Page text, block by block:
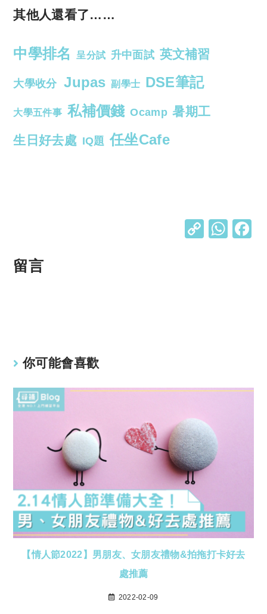
其他人還看了……
中學排名 呈分試 升中面試 英文補習
大學收分 Jupas 副學士 DSE筆記
大學五件事 私補價錢 Ocamp 暑期工
生日好去處 IQ題 任坐Cafe
C W
留言
你可能會喜歡
【情人節2022】男朋友、女朋友禮物&拍拖打卡好去
處推薦
2022-02-09